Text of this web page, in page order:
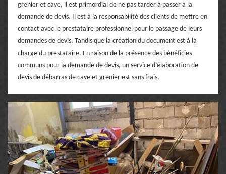
grenier et cave, il est primordial de ne pas tarder à passer à la
demande de devis. Il est à la responsabilité des clients de mettre en
contact avec le prestataire professionnel pour le passage de leurs
demandes de devis. Tandis que la création du document est à la
charge du prestataire. En raison de la présence des bénéficies
communs pour la demande de devis, un service d’élaboration de
devis de débarras de cave et grenier est sans frais.